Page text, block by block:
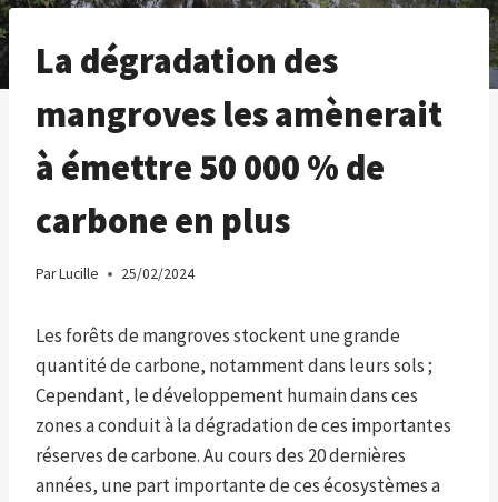
La dégradation des
mangroves les amènerait
à émettre 50 000 % de
carbone en plus
ParLucille 25/02/2024
Les forêts de mangroves stockent une grande
quantité de carbone, notamment dans leurs sols ;
Cependant, le développement humain dans ces
zones a conduit à la dégradation de ces importantes
réserves de carbone. Au cours des 20 dernières
années, une part importante de ces écosystèmes a